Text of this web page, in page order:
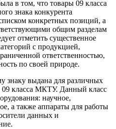
в том, что товары 09 класса
знака конкурента
конкретных позиций, а
общим разделам
отметить существенное
с продукцией,
ответственностью,
по своей природе.
знаку выдана для различных
09 класса МКТУ. Данный класс
научное,
а также аппараты для работы
данных и